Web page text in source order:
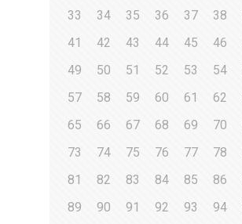
33
34 35 36 37 38
41
42 43 44 45 46
49
50 51 52 53 54
57
58 59 60 61 62
65
66 67 68 69 70
73
74 75 76 77 78
81
82 83 84 85 86
89
90 91 92 93 94